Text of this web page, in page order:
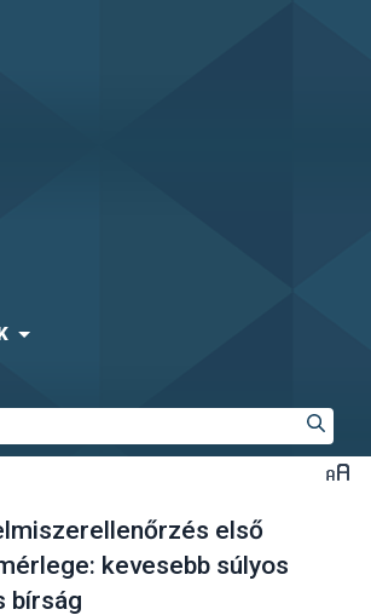
első
kevesebb súlyos
bírság